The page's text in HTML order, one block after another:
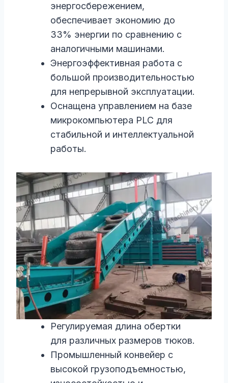
энергосбережением,
обеспечивает экономию до
33% энергии по сравнению с
аналогичными машинами.
Энергоэффективная работа с
большой производительностью
для непрерывной эксплуатации.
Оснащена управлением на базе
микрокомпьютера PLC для
стабильной и интеллектуальной
работы.
Регулируемая длина обертки
для различных размеров тюков.
Промышленный конвейер с
высокой грузоподъемностью,